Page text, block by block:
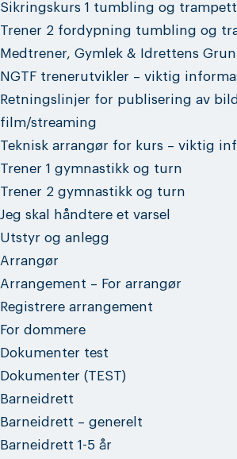
Sikringskurs 1 tumbling og trampett
Trener 2 fordypning tumbling og
Medtrener, Gymlek & Idrettens
NGTF trenerutvikler – viktig
Retningslinjer for publisering av
film/streaming
Teknisk arrangør for kurs – viktig
Trener 1 gymnastikk og turn
Trener 2 gymnastikk og turn
Jeg skal håndtere et varsel
Utstyr og anlegg
Arrangør
Arrangement – For arrangør
Registrere arrangement
For dommere
Dokumenter test
Dokumenter (TEST)
Barneidrett
Barneidrett – generelt
Barneidrett 1-5 år